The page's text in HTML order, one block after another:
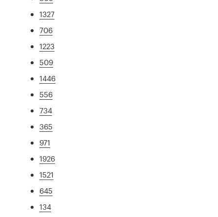
1327
706
1223
509
1446
556
734
365
971
1926
1521
645
134